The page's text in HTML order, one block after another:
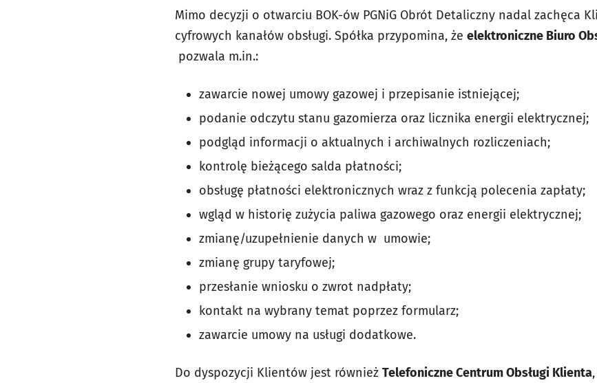
Mimo decyzji o otwarciu BOK-ów PGNiG Obrót Detaliczny nadal zachęca
cyfrowych kanałów obsługi. Spółka przypomina, że elektroniczne Biuro
pozwala m.in.:
zawarcie nowej umowy gazowej i przepisanie istniejącej;
podanie odczytu stanu gazomierza oraz licznika energii elektrycznej;
podgląd informacji o aktualnych i archiwalnych rozliczeniach;
kontrolę bieżącego salda płatności;
obsługę płatności elektronicznych wraz z funkcją polecenia zapłaty;
wgląd w historię zużycia paliwa gazowego oraz energii elektrycznej;
zmianę/uzupełnienie danych w umowie;
zmianę grupy taryfowej;
przesłanie wniosku o zwrot nadpłaty;
kontakt na wybrany temat poprzez formularz;
zawarcie umowy na usługi dodatkowe.
Do dyspozycji Klientów jest również Telefoniczne Centrum Obsługi Klienta